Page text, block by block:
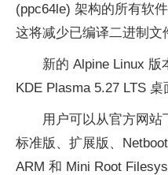
(ppc64le) 架构的所有软
这将减少已编译二进制文
新的 Alpine Linux 版
KDE Plasma 5.27 LTS 桌
用户可以从官方网站
标准版、扩展版、
ARM 和 Mini Root